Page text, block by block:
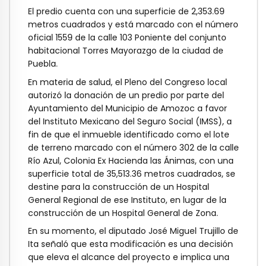
El predio cuenta con una superficie de 2,353.69
metros cuadrados y está marcado con el número
oficial 1559 de la calle 103 Poniente del conjunto
habitacional Torres Mayorazgo de la ciudad de
Puebla.
En materia de salud, el Pleno del Congreso local
autorizó la donación de un predio por parte del
Ayuntamiento del Municipio de Amozoc a favor
del Instituto Mexicano del Seguro Social (IMSS), a
fin de que el inmueble identificado como el lote
de terreno marcado con el número 302 de la calle
Río Azul, Colonia Ex Hacienda las Ánimas, con una
superficie total de 35,513.36 metros cuadrados, se
destine para la construcción de un Hospital
General Regional de ese Instituto, en lugar de la
construcción de un Hospital General de Zona.
En su momento, el diputado José Miguel Trujillo de
Ita señaló que esta modificación es una decisión
que eleva el alcance del proyecto e implica una